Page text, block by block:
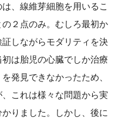
、線維芽細胞を用いるこ
２点のみ。むしろ最初か
しながらモダリティを決
は胎児の心臓でしか治療
を発見できなかったため、
これは様々な問題から実
りました。しかし、後に